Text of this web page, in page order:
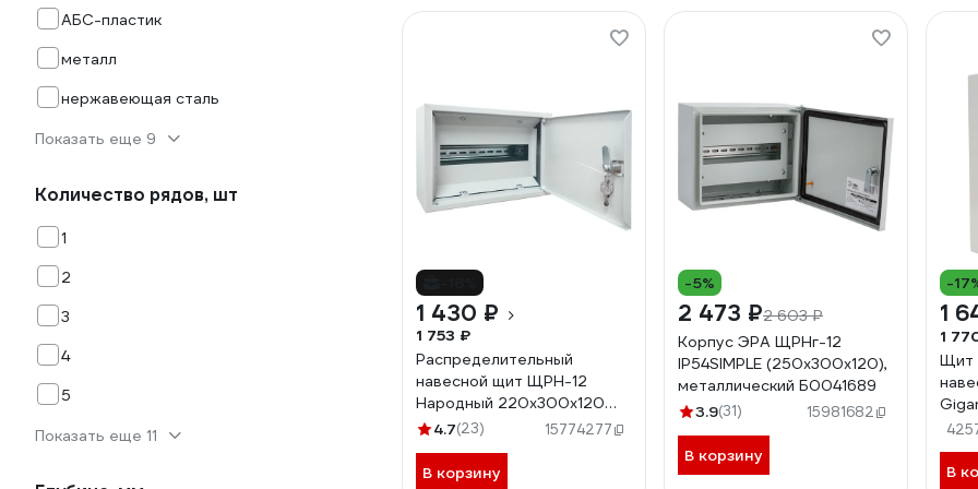
АБС-пластик
металл
нержавеющая сталь
Показать еще 9
Количество рядов, шт
1
2
3
4
5
Показать еще 11
1 430 ₽
1 753 ₽
Распределительный
навесной щит ЩРН-12
Народный 220х300х120
TDM ELECTRIC SQ0905-
4.7(23) 15774277
В корзину
-5%
2 473 ₽2 603 ₽
Корпус ЭРА ЩРНг-12
IP54SIMPLE (250х300х120),
металлический Б0041689
3.9(31) 15981682
В корзину
-
1
1
Щит
15
В